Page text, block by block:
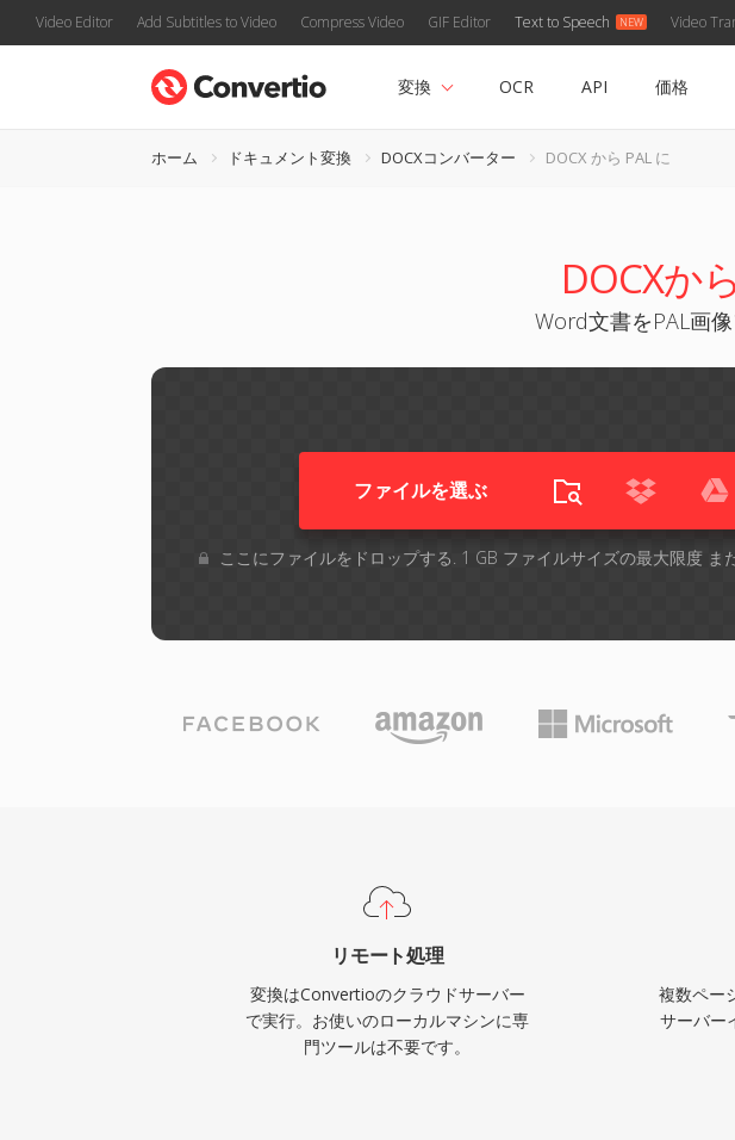
Video Editor Add Subtitles to Video Compress Video GIF Editor Text to Speech Video
変換 OCR API 価格
ホーム ドキュメント変換 DOCXコンバーター DOCX から PAL に
DOCXか
Word文書をPAL画
ファイルを選ぶ
ここにファイルをドロップする. 1 GB ファイルサイズの最大限度 ま
リモート処理
変換はConvertioのクラウドサーバー
で実行。お使いのローカルマシンに専
門ツールは不要です。
複数ペー
サーバー